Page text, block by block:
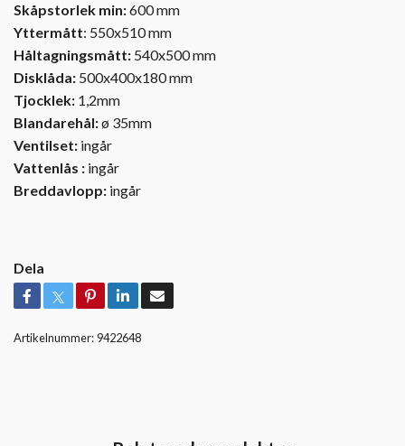
Skåpstorlek min:600 mm
Yttermått: 550x510 mm
Håltagningsmått: 540x500 mm
Disklåda: 500x400x180 mm
Tjocklek: 1,2mm
Blandarehål:ø 35mm
Ventilset: ingår
Vattenlås : ingår
Breddavlopp: ingår
Dela
Artikelnummer:9422648